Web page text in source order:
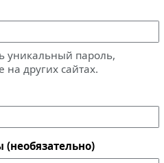
уникальный пароль,
на других сайтах.
(необязательно)